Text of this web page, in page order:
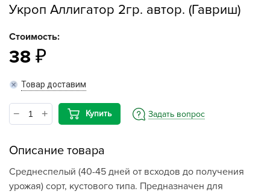
Укроп Аллигатор 2гр. автор. (Гавриш)
Стоимость:
38
Товар доставим
Купить Задать вопрос
Описание товара
Среднеспелый (40-45 дней от всходов до получения
урожая) сорт, кустового типа. Предназначен для